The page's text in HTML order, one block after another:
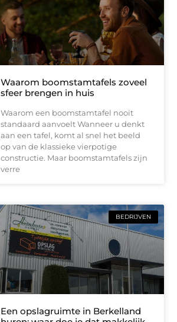
Waarom boomstamtafels zoveel
sfeer brengen in huis
Waarom een boomstamtafel nooit
standaard aanvoelt Wanneer u denkt
aan een tafel, komt al snel het beeld
op van de klassieke vierpotige
constructie. Maar boomstamtafels zijn
verre
BEDRIJVEN
Een opslagruimte in Berkelland